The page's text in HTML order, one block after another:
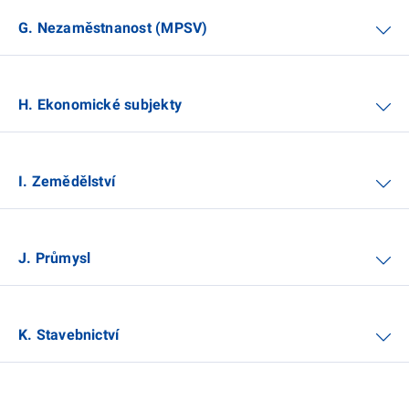
G. Nezaměstnanost (MPSV)
H. Ekonomické subjekty
I. Zemědělství
J. Průmysl
K. Stavebnictví